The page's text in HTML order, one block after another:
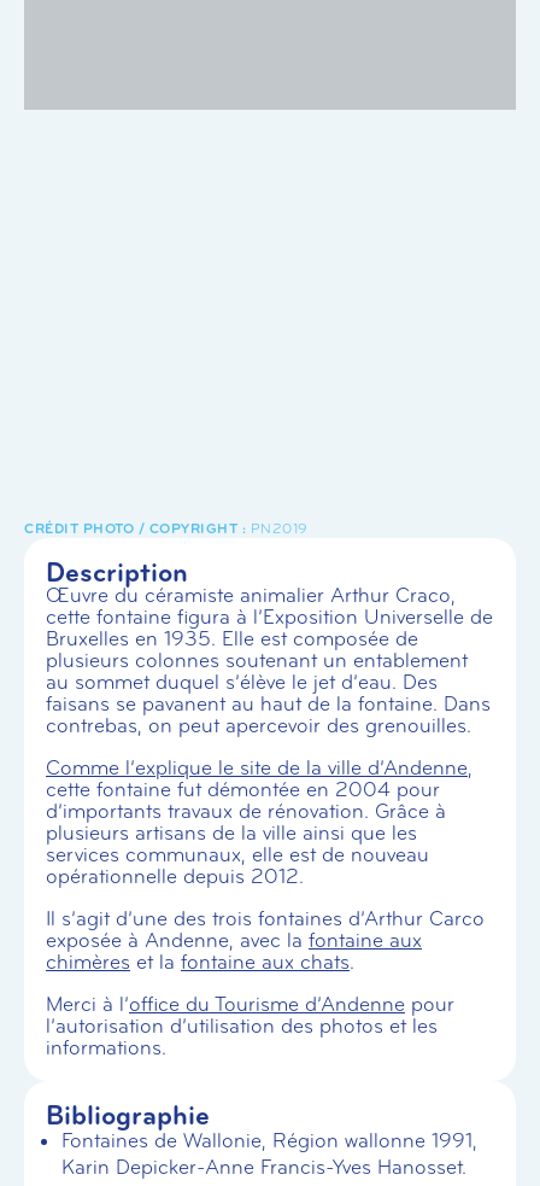
PN2019
Description
Œuvre du céramiste animalier Arthur Craco,
cette fontaine figura à l’Exposition Universelle de
Bruxelles en 1935. Elle est composée de
plusieurs colonnes soutenant un entablement
au sommet duquel s’élève le jet d’eau. Des
faisans se pavanent au haut de la fontaine. Dans
contrebas, on peut apercevoir des grenouilles.
Comme l’explique le site de la ville d’Andenne,
cette fontaine fut démontée en 2004 pour
d’importants travaux de rénovation. Grâce à
plusieurs artisans de la ville ainsi que les
services communaux, elle est de nouveau
opérationnelle depuis 2012.
Il s’agit d’une des trois fontaines d’Arthur Carco
exposée à Andenne, avec la fontaine aux
chimères et la fontaine aux chats.
Merci à l’office du Tourisme d’Andenne pour
l’autorisation d’utilisation des photos et les
informations.
Bibliographie
Fontaines de Wallonie, Région wallonne 1991,
Karin Depicker-Anne Francis-Yves Hanosset.